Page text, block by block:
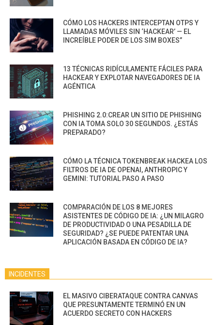
CÓMO LOS HACKERS INTERCEPTAN OTPS Y
LLAMADAS MÓVILES SIN ‘HACKEAR’ — EL
INCREÍBLE PODER DE LOS SIM BOXES”
13 TÉCNICAS RIDÍCULAMENTE FÁCILES PARA
HACKEAR Y EXPLOTAR NAVEGADORES DE IA
AGÉNTICA
PHISHING 2.0:CREAR UN SITIO DE PHISHING
CON IA TOMA SOLO 30 SEGUNDOS. ¿ESTÁS
PREPARADO?
CÓMO LA TÉCNICA TOKENBREAK HACKEA LOS
FILTROS DE IA DE OPENAI, ANTHROPIC Y
GEMINI: TUTORIAL PASO A PASO
COMPARACIÓN DE LOS 8 MEJORES
ASISTENTES DE CÓDIGO DE IA: ¿UN MILAGRO
DE PRODUCTIVIDAD O UNA PESADILLA DE
SEGURIDAD? ¿SE PUEDE PATENTAR UNA
APLICACIÓN BASADA EN CÓDIGO DE IA?
INCIDENTES
EL MASIVO CIBERATAQUE CONTRA CANVAS
QUE PRESUNTAMENTE TERMINÓ EN UN
ACUERDO SECRETO CON HACKERS